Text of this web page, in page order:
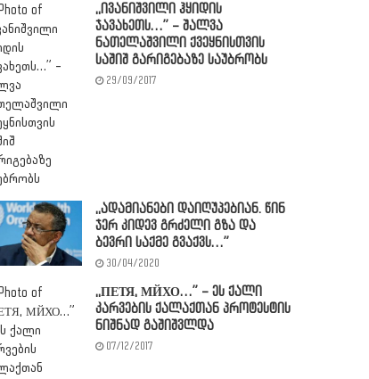
,,ივანიშვილი ჰყიდის
ჯავახეთს…” – შალვა
ნათელაშვილი ქვეყნისთვის
საშიშ გარიგებაზე საუბრობს
29/09/2017
,,ადამიანები დაიღუპებიან. წინ
ჯერ კიდევ გრძელი გზა და
ბევრი საქმე გვაქვს…”
30/04/2020
,,ПЕТЯ, МЙХО…” – ეს ქალი
კარვების ქალაქთან პროტესტის
ნიშნად გაშიშვლდა
07/12/2017